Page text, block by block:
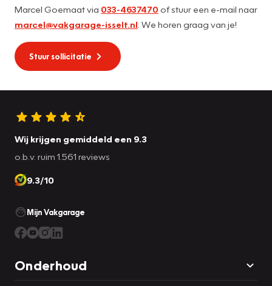
Marcel Goemaat via 033-4637470 of stuur een e-mail naar
marcel@vakgarage-isselt.nl . We horen graag van je!
Stuur sollicitatie
Wij krijgen gemiddeld een 9.3
o.b.v. ruim 1.561 reviews
9.3/10
Mijn Vakgarage
Onderhoud